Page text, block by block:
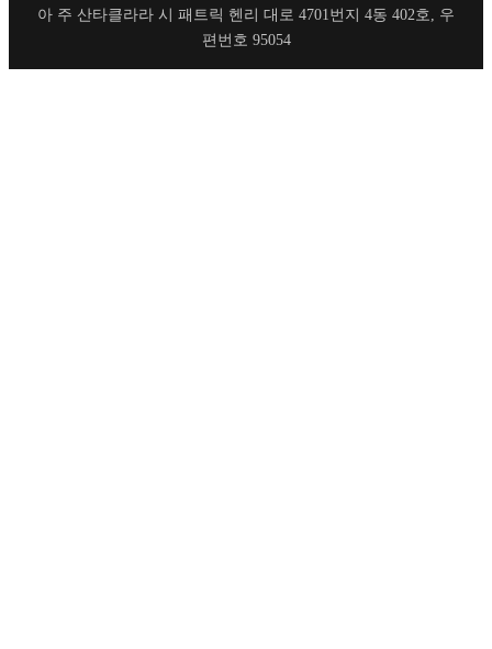
아 주 산타클라라 시 패트릭 헨리 대로 4701번지 4동 402호, 우
편번호 95054